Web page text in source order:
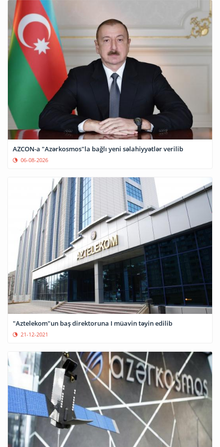
AZCON-a "Azərkosmos"la bağlı yeni səlahiyyətlər verilib
06-08-2026
"Aztelekom"un baş direktoruna I müavin təyin edilib
21-12-2021